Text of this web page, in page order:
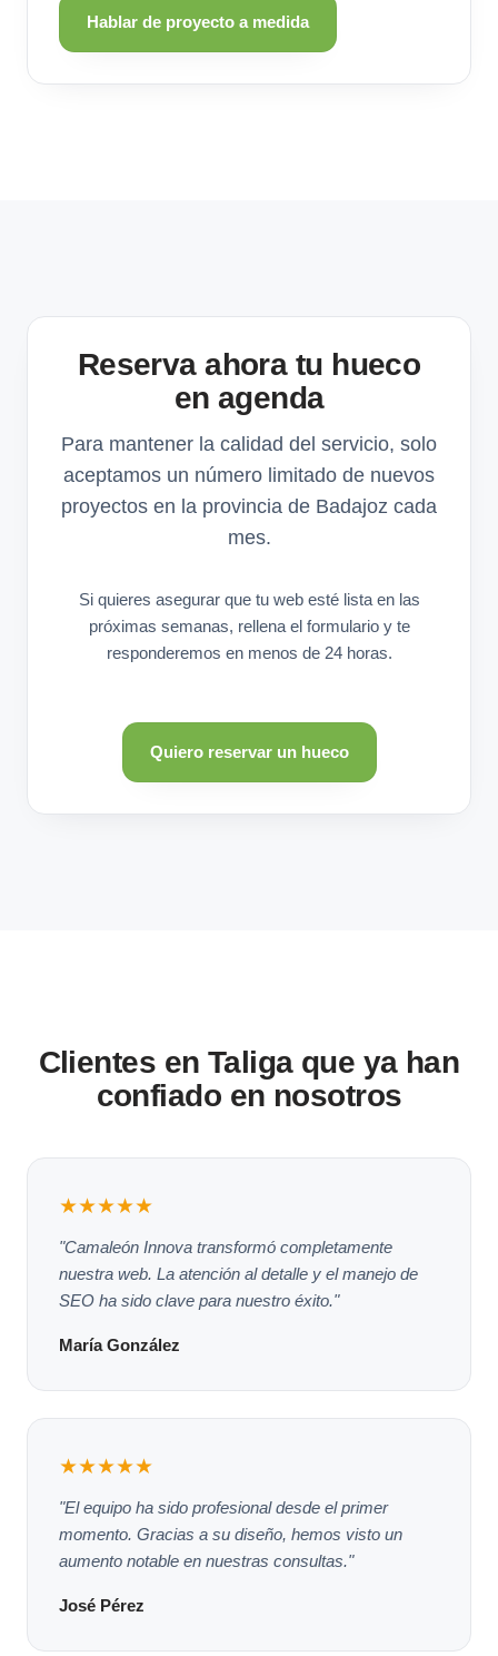
Hablar de proyecto a medida
Reserva ahora tu hueco
en agenda
Para mantener la calidad del servicio, solo
aceptamos un número limitado de nuevos
proyectos en la provincia de Badajoz cada
mes.
Si quieres asegurar que tu web esté lista en las
próximas semanas, rellena el formulario y te
responderemos en menos de 24 horas.
Quiero reservar un hueco
Clientes en Taliga que ya han
confiado en nosotros
★★★★★
"Camaleón Innova transformó completamente
nuestra web. La atención al detalle y el manejo de
SEO ha sido clave para nuestro éxito."
María González
★★★★★
"El equipo ha sido profesional desde el primer
momento. Gracias a su diseño, hemos visto un
aumento notable en nuestras consultas."
José Pérez